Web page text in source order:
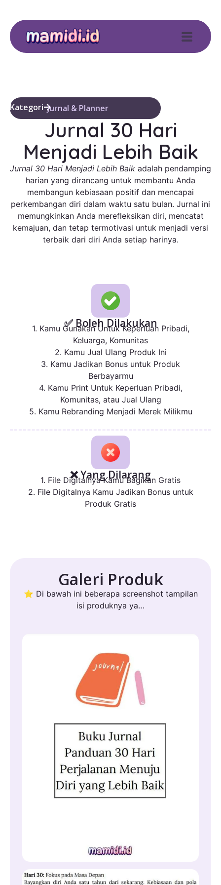
Kategori Jurnal & Planner
Jurnal 30 Hari
Menjadi Lebih Baik
Jurnal 30 Hari Menjadi Lebih Baik adalah pendamping
harian yang dirancang untuk membantu Anda
membangun kebiasaan positif dan mencapai
perkembangan diri dalam waktu satu bulan. Jurnal ini
memungkinkan Anda merefleksikan diri, mencatat
kemajuan, dan tetap termotivasi untuk menjadi versi
terbaik dari diri Anda setiap harinya.
✅ Boleh Dilakukan
1. Kamu Gunakan Untuk Keperluan Pribadi,
Keluarga, Komunitas
2. Kamu Jual Ulang Produk Ini
3. Kamu Jadikan Bonus untuk Produk
Berbayarmu
4. Kamu Print Untuk Keperluan Pribadi,
Komunitas, atau Jual Ulang
5. Kamu Rebranding Menjadi Merek Milikmu
❌ Yang Dilarang
1. File Digitalnya Kamu Bagikan Gratis
2. File Digitalnya Kamu Jadikan Bonus untuk
Produk Gratis
Galeri Produk
⭐ Di bawah ini beberapa screenshot tampilan
isi produknya ya…